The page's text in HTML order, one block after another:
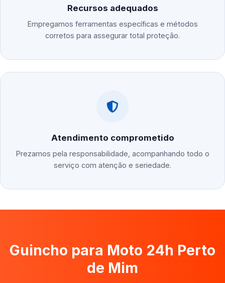
Recursos adequados
Empregamos ferramentas específicas e métodos
corretos para assegurar total proteção.
Atendimento comprometido
Prezamos pela responsabilidade, acompanhando todo o
serviço com atenção e seriedade.
Guincho para Moto 24h Perto
de Mim